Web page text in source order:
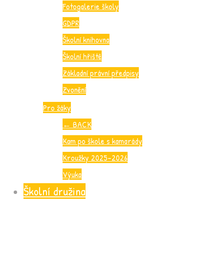
Fotogalerie školy
GDPR
Školní knihovna
Školní hřiště
Základní právní předpisy
Zvonění
Pro žáky
← BACK
Kam po škole s kamarády
Kroužky 2025-2026
Výuka
Školní družina